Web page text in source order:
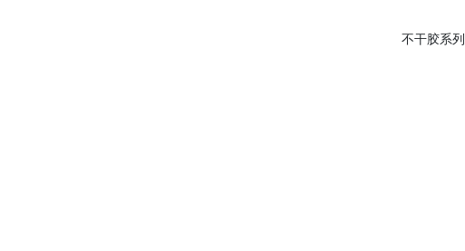
不干胶系列